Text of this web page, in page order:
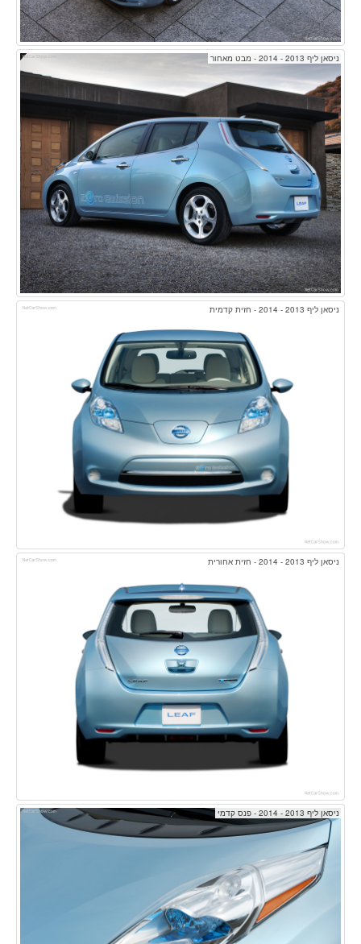
ניסאן ליף 2013 - 2014 - מבט מאחור
ניסאן ליף 2013 - 2014 - חזית קדמית
ניסאן ליף 2013 - 2014 - חזית אחורית
ניסאן ליף 2013 - 2014 - פנס קדמי